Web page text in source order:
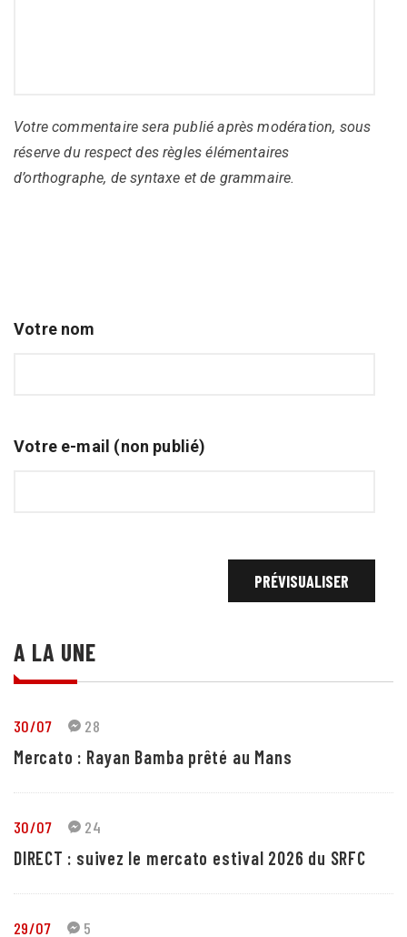
Votre commentaire sera publié après modération, sous
réserve du respect des règles élémentaires
d’orthographe, de syntaxe et de grammaire.
Votre nom
Votre e-mail (non publié)
A LA UNE
30/07 28
Mercato : Rayan Bamba prêté au Mans
30/07 24
DIRECT : suivez le mercato estival 2026 du SRFC
29/07 5